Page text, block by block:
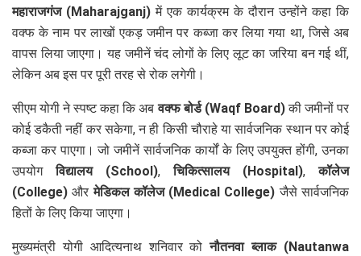
महाराजगंज (Maharajganj) में एक कार्यक्रम के दौरान उन्होंने कहा कि
वक्फ के नाम पर लाखों एकड़ जमीन पर कब्जा कर लिया गया था, जिसे अब
वापस लिया जाएगा। यह जमीनें चंद लोगों के लिए लूट का जरिया बन गई थीं,
लेकिन अब इस पर पूरी तरह से रोक लगेगी।
सीएम योगी ने स्पष्ट कहा कि अबवक्फ बोर्ड (Waqf Board)की जमीनों पर
कोई डकैती नहीं कर सकेगा, न ही किसी चौराहे या सार्वजनिक स्थान पर कोई
कब्जा कर पाएगा। जो जमीनें सार्वजनिक कार्यों के लिए उपयुक्त होंगी, उनका
उपयोगविद्यालय (School),चिकित्सालय (Hospital),कॉलेज
(College) औरमेडिकल कॉलेज (Medical College) जैसे सार्वजनिक
हितों के लिए किया जाएगा।
मुख्यमंत्री योगी आदित्यनाथ शनिवार कोनौतनवा ब्लाक (Nautanwa